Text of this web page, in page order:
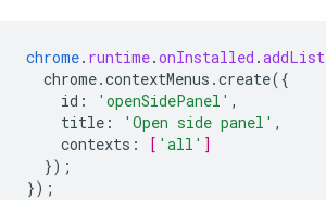
chrome. runtime.onInstalled .
chrome.contextMenus.create({
id : 'openSidePanel' ,
title : 'Open side panel' ,
contexts : [ 'all' ]
});
});